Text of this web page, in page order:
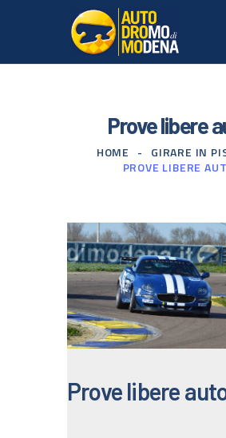
L’AUTODROMO
CORSI GUIDA SICURA
SERVIZI PER AGENZIE
GALLERY E MEDIA
ISCRIVITI ALLA
NEWSLETTER
CONTATTI
DOVE SIAMO
EN
Prove libere
HOME
GIRARE IN
PROVE LIBERE
Prove libere